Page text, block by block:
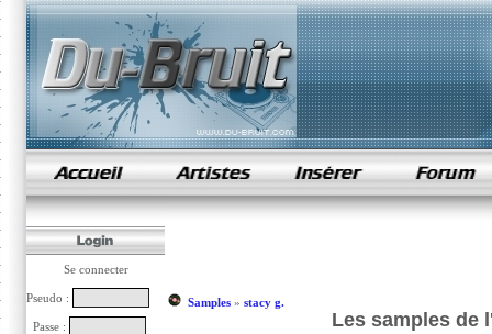
samples de rap
Se connecter
Pseudo :
Passe :
Samples» stacy g.
Les samples de